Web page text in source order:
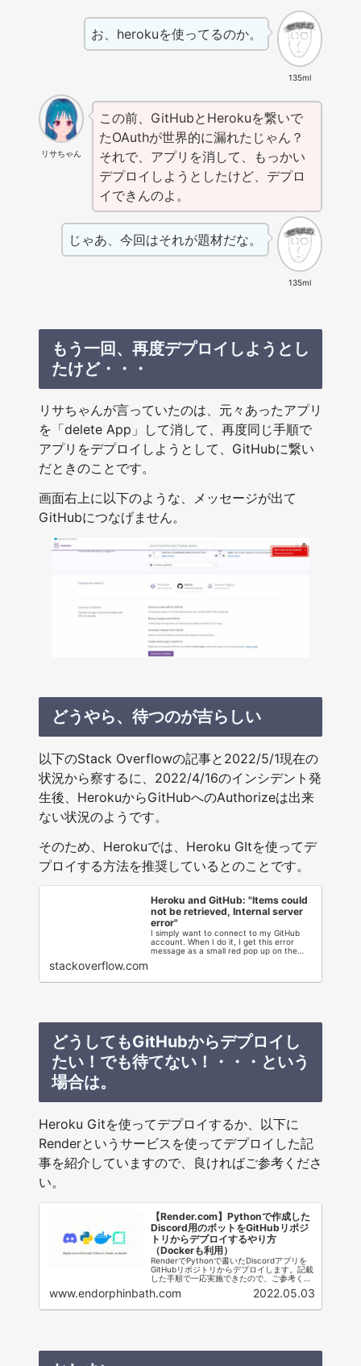
135ml
お、herokuを使ってるのか。
リサちゃん
この前、GitHubとHerokuを繋いで
たOAuthが世界的に漏れたじゃん？
それで、アプリを消して、もっかい
デプロイしようとしたけど、デプロ
イできんのよ。
135ml
じゃあ、今回はそれが題材だな。
もう一回、再度デプロイしようとし
たけど・・・
リサちゃんが言っていたのは、元々あったアプリ
を「delete App」して消して、再度同じ手順で
アプリをデプロイしようとして、GitHubに繋い
だときのことです。
画面右上に以下のような、メッセージが出て
GitHubにつなげません。
どうやら、待つのが吉らしい
以下のStack Overflowの記事と2022/5/1現在の
状況から察するに、2022/4/16のインシデント発
生後、HerokuからGitHubへのAuthorizeは出来
ない状況のようです。
そのため、Herokuでは、Heroku GItを使ってデ
プロイする方法を推奨しているとのことです。
Heroku and GitHub: "Items could
not be retrieved, Internal server
error"
I simply want to connect to my GitHub
account. When I do it, I get this error
message as a small red pop up on the
stackoverflow.com
どうしてもGitHubからデプロイし
たい！でも待てない！・・・という
場合は。
Heroku Gitを使ってデプロイするか、以下に
Renderというサービスを使ってデプロイした記
事を紹介していますので、良ければご参考くださ
い。
【Render.com】Pythonで作成した
Discord用のボットをGitHubリポジ
トリからデプロイするやり方
（Dockerも利用）
RenderでPythonで書いたDiscordアプリを
GitHubリポジトリからデプロイします。記載
した手順で一応実施できたので、ご参考くだ
さい。Dockerも使いました。
www.endorphinbath.com 2022.05.03